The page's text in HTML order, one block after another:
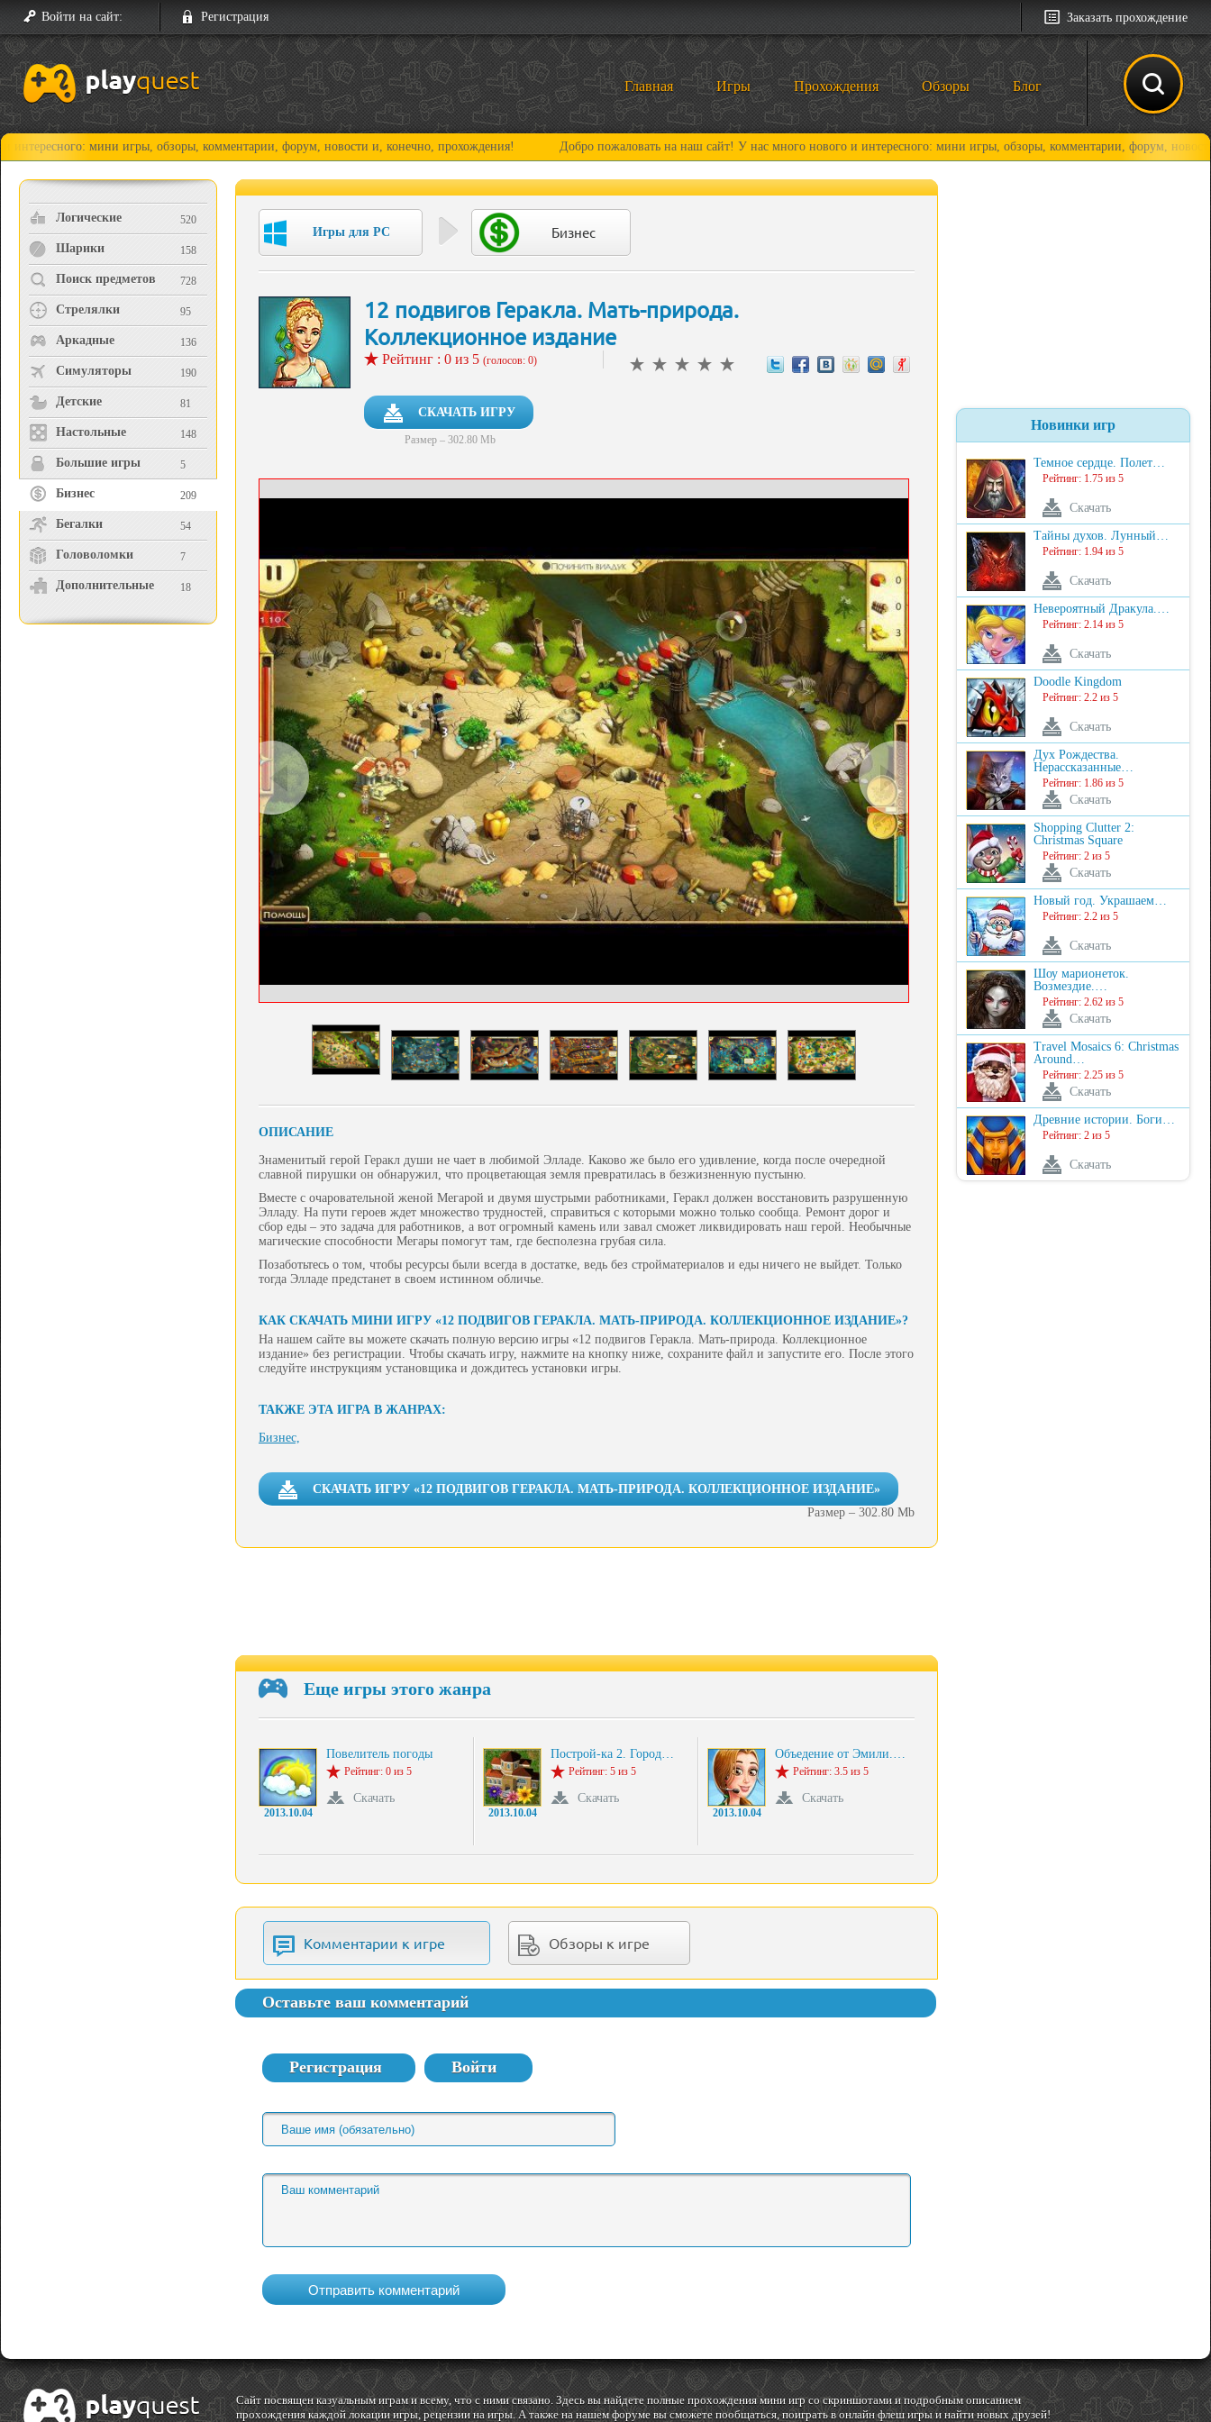
Войти на сайт: Регистрация Заказать прохождение
Главная Игры Прохождения Обзоры Блог
мини игры, обзоры, комментарии, форум, новости и, конечно, прохождения! Добро пожаловать на наш сайт! У нас много нового и интересного: мини игры, обзоры, комментарии, форум, новости и,
Логические 520
Шарики 158
Поиск предметов 728
Стрелялки 95
Аркадные 136
Симуляторы 190
Детские 81
Настольные 148
Большие игры 5
Бизнес 209
Бегалки 54
Головоломки 7
Дополнительные 18
Игры для PC Бизнес
12 подвигов Геракла. Мать-природа.
Коллекционное издание
Рейтинг : 0 из 5 (голосов: 0)
СКАЧАТЬ ИГРУ
Размер – 302.80 Mb
ОПИСАНИЕ
Знаменитый герой Геракл души не чает в любимой Элладе. Каково же было его удивление, когда после очередной
славной пирушки он обнаружил, что процветающая земля превратилась в безжизненную пустыню.
Вместе с очаровательной женой Мегарой и двумя шустрыми работниками, Геракл должен восстановить разрушенную
Элладу. На пути героев ждет множество трудностей, справиться с которыми можно только сообща. Ремонт дорог и
сбор еды – это задача для работников, а вот огромный камень или завал сможет ликвидировать наш герой. Необычные
магические способности Мегары помогут там, где бесполезна грубая сила.
Позаботьтесь о том, чтобы ресурсы были всегда в достатке, ведь без стройматериалов и еды ничего не выйдет. Только
тогда Элладе предстанет в своем истинном обличье.
КАК СКАЧАТЬ МИНИ ИГРУ «12 ПОДВИГОВ ГЕРАКЛА. МАТЬ-ПРИРОДА. КОЛЛЕКЦИОННОЕ ИЗДАНИЕ»?
На нашем сайте вы можете скачать полную версию игры «12 подвигов Геракла. Мать-природа. Коллекционное
издание» без регистрации. Чтобы скачать игру, нажмите на кнопку ниже, сохраните файл и запустите его. После этого
следуйте инструкциям установщика и дождитесь установки игры.
ТАКЖЕ ЭТА ИГРА В ЖАНРАХ:
Бизнес,
СКАЧАТЬ ИГРУ «12 ПОДВИГОВ ГЕРАКЛА. МАТЬ-ПРИРОДА. КОЛЛЕКЦИОННОЕ ИЗДАНИЕ»
Размер – 302.80 Mb
Еще игры этого жанра
2013.10.04
Повелитель погоды
Рейтинг: 0 из 5
Скачать
2013.10.04
Построй-ка 2. Город…
Рейтинг: 5 из 5
Скачать
2013.10.04
Объедение от Эмили.…
Рейтинг: 3.5 из 5
Скачать
Комментарии к игре Обзоры к игре
Оставьте ваш комментарий
Регистрация Войти
Новинки игр
Темное сердце. Полет…
Рейтинг: 1.75 из 5
Скачать
Тайны духов. Лунный…
Рейтинг: 1.94 из 5
Скачать
Невероятный Дракула.…
Рейтинг: 2.14 из 5
Скачать
Doodle Kingdom
Рейтинг: 2.2 из 5
Скачать
Дух Рождества.
Нерассказанные…
Рейтинг: 1.86 из 5
Скачать
Shopping Clutter 2:
Christmas Square
Рейтинг: 2 из 5
Скачать
Новый год. Украшаем…
Рейтинг: 2.2 из 5
Скачать
Шоу марионеток.
Возмездие.…
Рейтинг: 2.62 из 5
Скачать
Travel Mosaics 6: Christmas
Around…
Рейтинг: 2.25 из 5
Скачать
Древние истории. Боги…
Рейтинг: 2 из 5
Скачать
Cайт посвящен казуальным играм и всему, что с ними связано. Здесь вы найдете полные прохождения мини игр со скриншотами и подробным описанием
прохождения каждой локации игры, рецензии на игры. А также на нашем форуме вы сможете пообщаться, поиграть в онлайн флеш игры и найти новых друзей!